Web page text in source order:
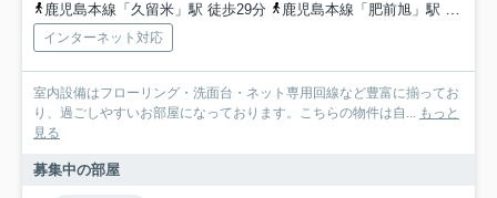
鹿児島本線「久留米」駅 徒歩29分
鹿児島本線「肥前旭」駅 徒歩44分
インターネット対応
室内設備はフローリング・洗面台・ネット専用回線など豊富に揃ってお
り、過ごしやすいお部屋になっております。こちらの物件は自... もっと
見る
募集中の部屋